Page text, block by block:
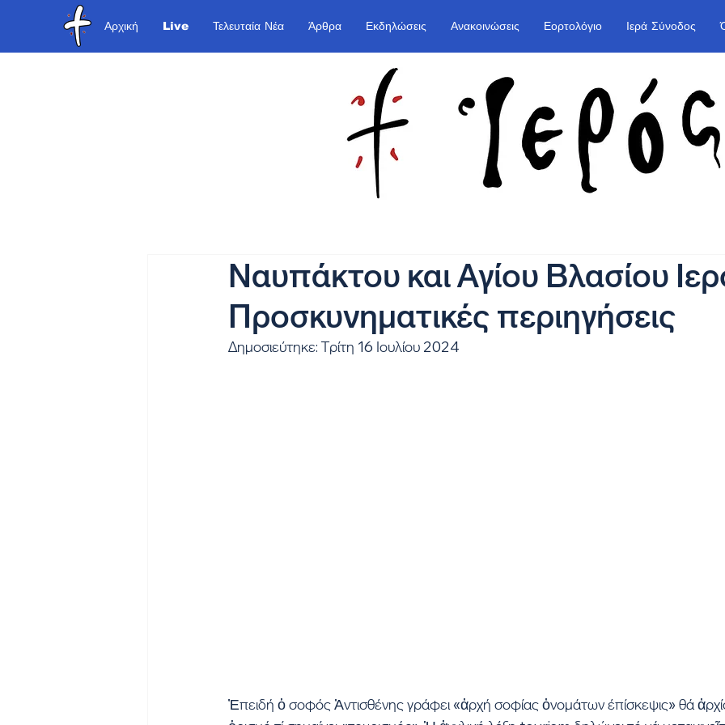
Αρχική Live Τελευταία Νέα Άρθρα Εκδηλώσεις Ανακοινώσεις Εορτολόγιο Ιερά Σύνοδος
Ναυπάκτου και Αγίου Βλασίου
Προσκυνηματικές περιηγήσεις
Δημοσιεύτηκε: Τρίτη 16 Ιουλίου 2024
Ἐπειδή ὁ σοφός Ἀντισθένης γράφει «ἀρχή σοφίας ὀνομάτων έπίσκεψις» θά